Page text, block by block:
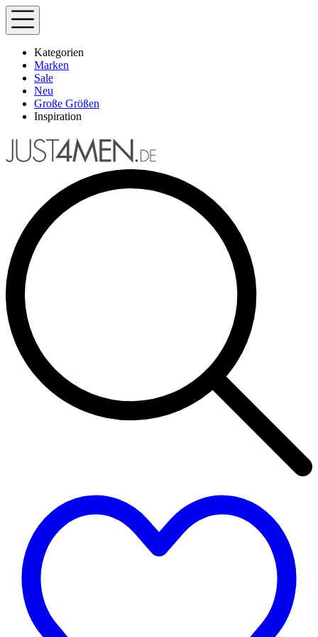
Kategorien
Marken
Sale
Neu
Große Größen
Inspiration